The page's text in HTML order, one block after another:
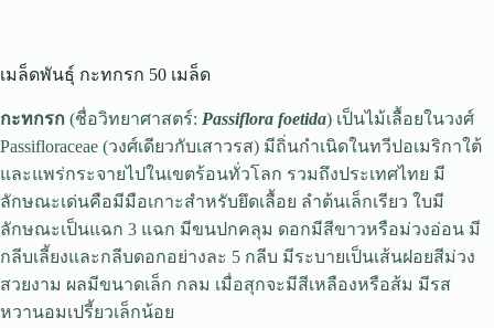
เมล็ดพันธุ์ กะทกรก 50 เมล็ด
กะทกรก (ชื่อวิทยาศาสตร์: Passiflora foetida) เป็นไม้เลื้อยในวงศ์
Passifloraceae (วงศ์เดียวกับเสาวรส) มีถิ่นกำเนิดในทวีปอเมริกาใต้
และแพร่กระจายไปในเขตร้อนทั่วโลก รวมถึงประเทศไทย มี
ลักษณะเด่นคือมีมือเกาะสำหรับยึดเลื้อย ลำต้นเล็กเรียว ใบมี
ลักษณะเป็นแฉก 3 แฉก มีขนปกคลุม ดอกมีสีขาวหรือม่วงอ่อน มี
กลีบเลี้ยงและกลีบดอกอย่างละ 5 กลีบ มีระบายเป็นเส้นฝอยสีม่วง
สวยงาม ผลมีขนาดเล็ก กลม เมื่อสุกจะมีสีเหลืองหรือส้ม มีรส
หวานอมเปรี้ยวเล็กน้อย